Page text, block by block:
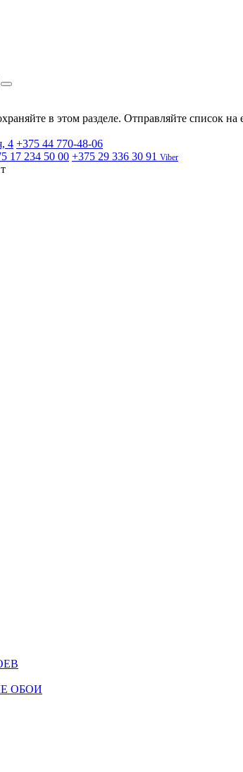
в этом разделе. Отправляйте список на
4 +375 44 770-48-06
17 234 50 00 +375 29 336 30 91 Viber
ОБОИ